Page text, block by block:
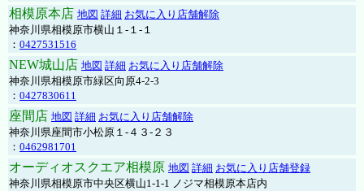
相模原本店 地図 詳細 お気に入り店舗解除
神奈川県相模原市横山１-１-１
： 0427531516
NEW城山店 地図 詳細 お気に入り店舗解除
神奈川県相模原市緑区向原4-2-3
： 0427830611
座間店 地図 詳細 お気に入り店舗解除
神奈川県座間市小松原１-４３-２３
： 0462981701
オーディオスクエア相模原 地図 詳細 お気に入り店舗登録
神奈川県相模原市中央区横山1-1-1 ノジマ相模原本店内